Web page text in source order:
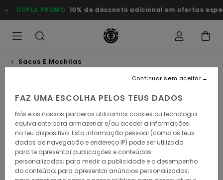
para
a
DUPLA PROMO 10% de desconto adicional em ofertas
Sacos E Mochilas
FAZ UMA ESCOLHA PELOS TEUS DADOS
Nós e os nossos parceiros utilizamos cookies ou tecnologia
equivalente para armazenar e/ou aceder a informações
no teu dispositivo. Esta informação pessoal (como os teus
dados de navegação e endereço IP) pode ser utilizada
para te apresentar publicações e conteúdos
personalizados; para medir a publicidade e o desempenho
do conteúdo; para apresentar anúncios personalizados;
Continuar sem aceitar